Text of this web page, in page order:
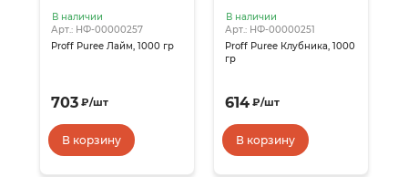
В наличии
Арт.: НФ-00000257
Proff Puree Лайм, 1000 гр
703 ₽/шт
В корзину
В наличии
Арт.: НФ-00000251
Proff Puree Клубника, 1000
гр
614 ₽/шт
В корзину